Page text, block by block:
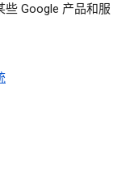
Google 产品和服